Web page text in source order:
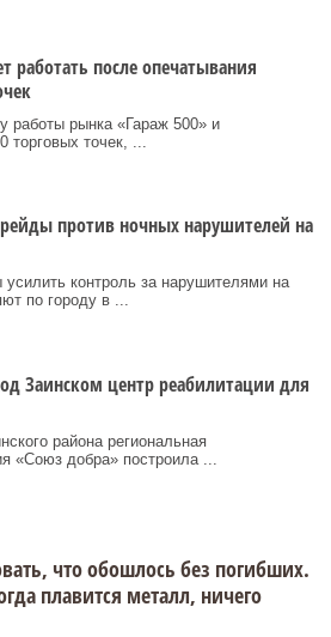
работать после опечатывания
работы рынка «Гараж 500» и
торговых точек, ...
против ночных нарушителей на
контроль за нарушителями на
по городу в ...
Заинском центр реабилитации для
района региональная
«Союз добра» построила ...
что обошлось без погибших.
плавится металл, ничего